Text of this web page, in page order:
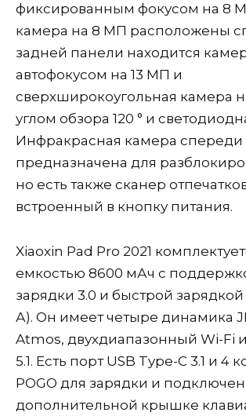
фиксированным фокусом на 8
камера на 8 МП расположены
задней панели находится
автофокусом на 13 МП и
сверхширокоугольная камера
углом обзора 120 ° и
Инфракрасная камера спереди
предназначена для
но есть также сканер
встроенный в кнопку питания.
Xiaoxin Pad Pro 2021
емкостью 8600 мАч с
зарядки 3.0 и быстрой зарядкой
А). Он имеет четыре динамика
Atmos, двухдиапазонный Wi-Fi
5.1. Есть порт USB Type-C 3.1 и 4
POGO для зарядки и
дополнительной крышке